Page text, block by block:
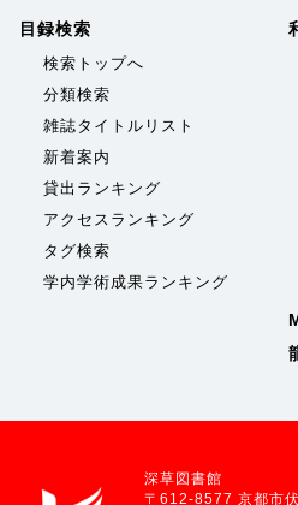
目録検索
検索トップへ
分類検索
雑誌タイトルリスト
新着案内
貸出ランキング
アクセスランキング
タグ検索
学内学術成果ランキング
深草図書館
〒612-8577 京都市